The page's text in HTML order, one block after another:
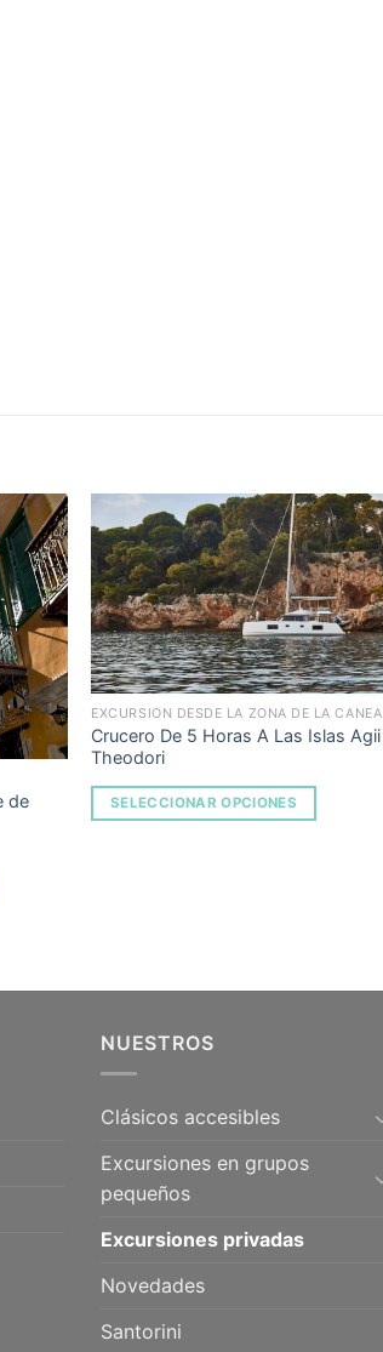
Add to
de
Add to
Wishlist
EXCURSIÓN DESDE LA ZONA DE LA CANEA
Crucero De 5 Horas A Las Islas Agii
Theodori
SELECCIONAR OPCIONES
NUESTROS
Clásicos accesibles
Excursiones en grupos
pequeños
Excursiones privadas
Novedades
Santorini